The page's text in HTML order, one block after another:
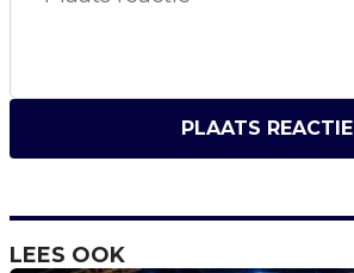
PLAATS REACTIE
LEES OOK